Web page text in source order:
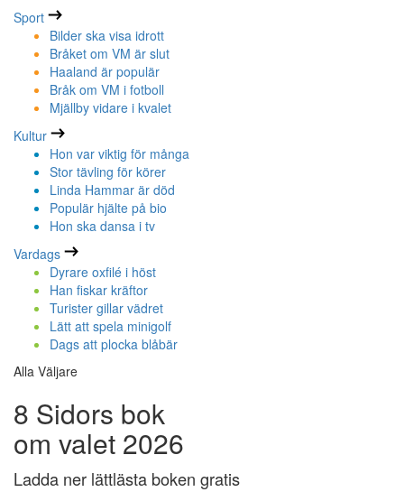
Sport
Bilder ska visa idrott
Bråket om VM är slut
Haaland är populär
Bråk om VM i fotboll
Mjällby vidare i kvalet
Kultur
Hon var viktig för många
Stor tävling för körer
Linda Hammar är död
Populär hjälte på bio
Hon ska dansa i tv
Vardags
Dyrare oxfilé i höst
Han fiskar kräftor
Turister gillar vädret
Lätt att spela minigolf
Dags att plocka blåbär
Alla Väljare
8 Sidors bok
om valet 2026
Ladda ner lättlästa boken gratis